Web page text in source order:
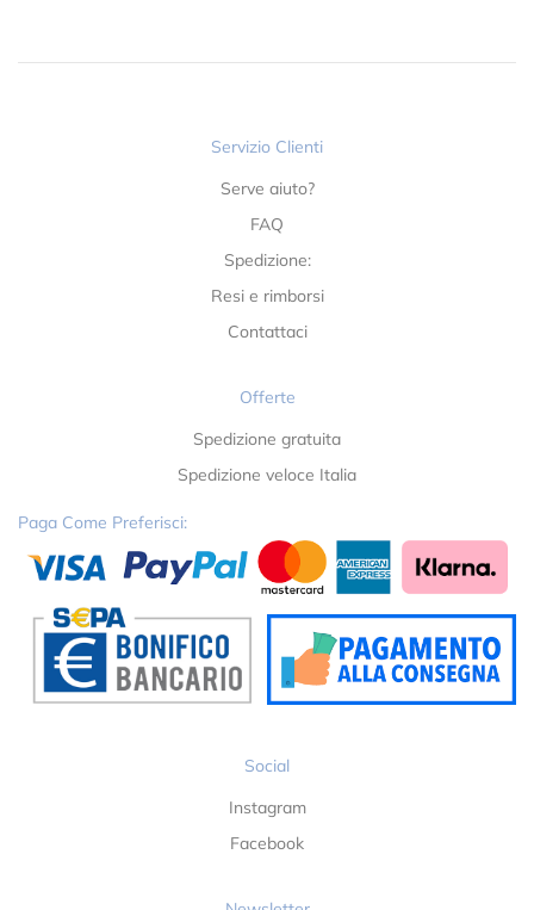
Servizio Clienti
Serve aiuto?
FAQ
Spedizione:
Resi e rimborsi
Contattaci
Offerte
Spedizione gratuita
Spedizione veloce Italia
Paga Come Preferisci:
Social
Instagram
Facebook